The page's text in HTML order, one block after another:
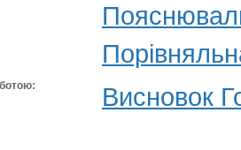
Висновок